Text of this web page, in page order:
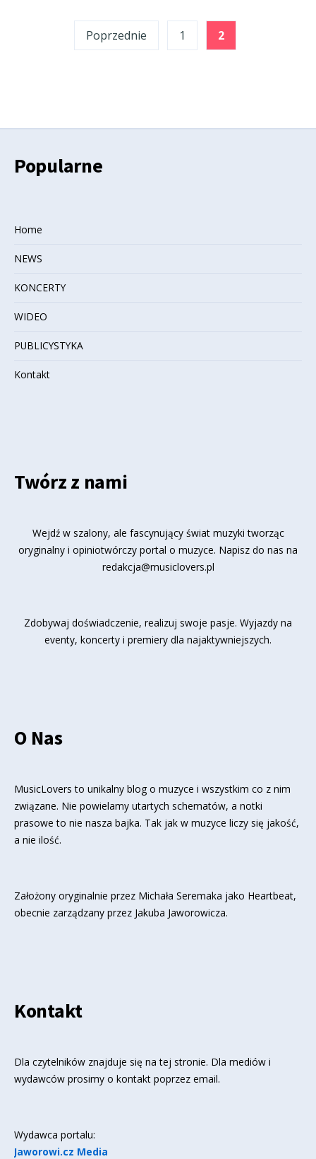
Stronicowanie
wpisów
Poprzednie 1 2
Popularne
Home
NEWS
KONCERTY
WIDEO
PUBLICYSTYKA
Kontakt
Twórz z nami
Wejdź w szalony, ale fascynujący świat muzyki tworząc
oryginalny i opiniotwórczy portal o muzyce. Napisz do nas na
redakcja@musiclovers.pl
Zdobywaj doświadczenie, realizuj swoje pasje. Wyjazdy na
eventy, koncerty i premiery dla najaktywniejszych.
O Nas
MusicLovers to unikalny blog o muzyce i wszystkim co z nim
związane. Nie powielamy utartych schematów, a notki
prasowe to nie nasza bajka. Tak jak w muzyce liczy się jakość,
a nie ilość.
Założony oryginalnie przez Michała Seremaka jako Heartbeat,
obecnie zarządzany przez Jakuba Jaworowicza.
Kontakt
Dla czytelników znajduje się na tej stronie. Dla mediów i
wydawców prosimy o kontakt poprzez email.
Wydawca portalu:
Jaworowi.cz Media